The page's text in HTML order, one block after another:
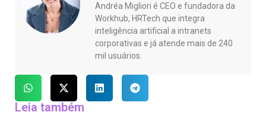
Andréa Migliori é CEO e fundadora da
Workhub, HRTech que integra
inteligência artificial a intranets
corporativas e já atende mais de 240
mil usuários.
Leia também